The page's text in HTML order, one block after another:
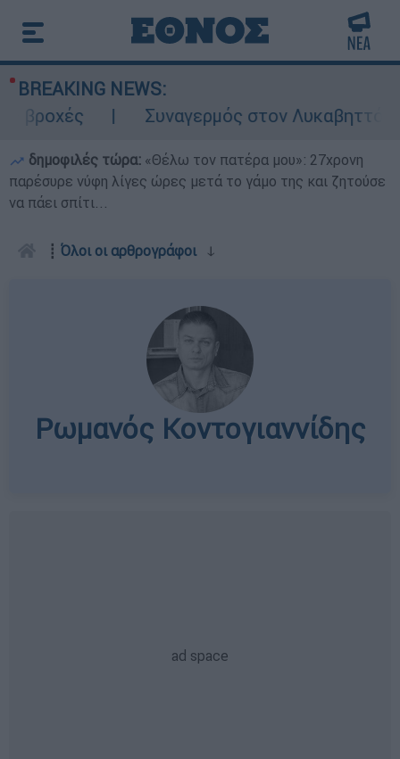
BREAKING NEWS:
στον Λυκαβηττό: Σορός σε
δημοφιλές τώρα: «Θέλω τον πατέρα μου»: 27χρονη
παρέσυρε νύφη λίγες ώρες μετά το γάμο της και ζητούσε
να πάει σπίτι...
┋ Όλοι οι αρθρογράφοιↆ
Ρωμανός Κοντογιαννίδης